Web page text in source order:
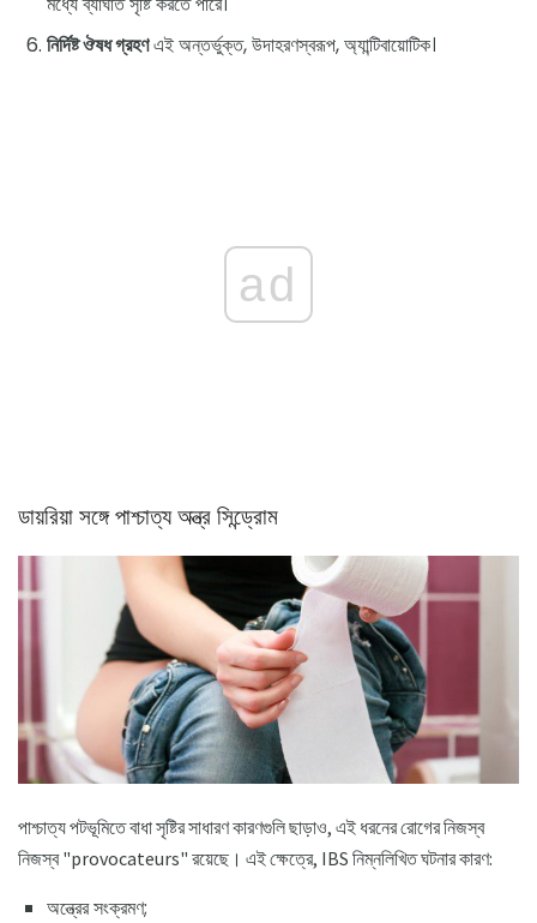
নির্দিষ্ট ঔষধ গ্রহণএই অন্তর্ভুক্ত, উদাহরণস্বরূপ, অ্যান্টিবায়োটিক।
ad
ডায়রিয়া সঙ্গে পাশ্চাত্য অন্ত্র সিন্ড্রোম
পাশ্চাত্য পটভূমিতে বাধা সৃষ্টির সাধারণ কারণগুলি ছাড়াও, এই ধরনের রোগের নিজস্ব
নিজস্ব "provocateurs" রয়েছে। এই ক্ষেত্রে, IBS নিম্নলিখিত ঘটনার কারণ:
অন্ত্রের সংক্রমণ;